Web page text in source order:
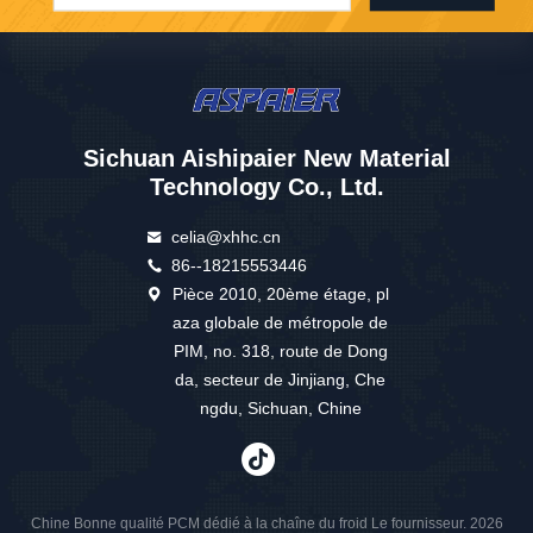
Sichuan Aishipaier New Material
Technology Co., Ltd.
celia@xhhc.cn
86--18215553446
Pièce 2010, 20ème étage, pl
aza globale de métropole de
PIM, no. 318, route de Dong
da, secteur de Jinjiang, Che
ngdu, Sichuan, Chine
Chine Bonne qualité PCM dédié à la chaîne du froid Le fournisseur. 2026